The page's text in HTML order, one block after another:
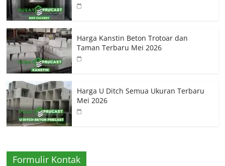
Harga Kanstin Beton Trotoar dan
Taman Terbaru Mei 2026
Harga U Ditch Semua Ukuran Terbaru
Mei 2026
Formulir Kontak